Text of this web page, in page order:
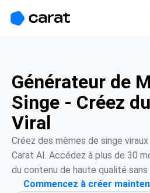
Générateur de
Singe - Créez
Viral
Créez des mèmes de singe
Carat AI. Accédez à plus de 30
du contenu de haute qualité sans
Commencez à créer